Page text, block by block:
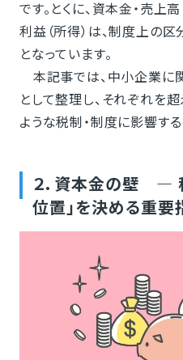
です。とくに、資本金・売上
利益（所得）は、制度上の
となっています。
本記事では、中小企業に
として整理し、それぞれを
ような税制・制度に影響す
２．資本金の壁 ―
位置」を決める重